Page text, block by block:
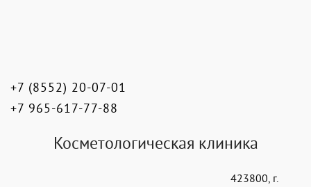
+7 (8552) 20-07-01
+7 965-617-77-88
Косметологическая клиника
423800, г.